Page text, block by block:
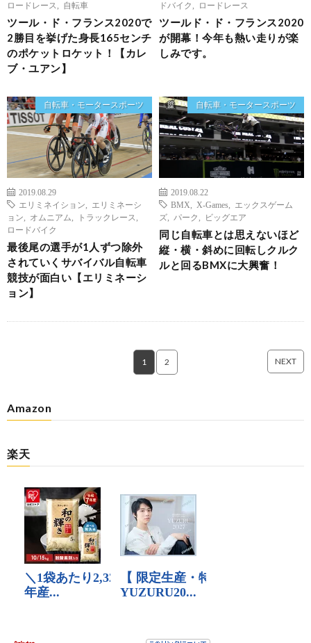
ロードレース
自転車
ツール・ド・フランス2020で
2勝目を挙げた身長165センチ
のポケットロケット！【カレ
ブ・ユアン】
ドバイク
ロードレース
ツールド・ド・フランス2020
が開幕！今年も熱い走りが楽
しみです。
自転車・モータースポーツ
2019.08.29
エリミネイション
エリミネーシ
ョン
オムニアム トラックレース
ロードバイク
最後尾の選手が1人ずつ除外
されていくサバイバル自転車
競技が面白い【エリミネーシ
ョン】
自転車・モータースポーツ
2019.08.22
BMX
X-Games
エックスゲーム
ズ
パーク ビッグエア
同じ自転車とは思えないほど
縦・横・斜めに回転しクルク
ルと回るBMXに大興奮！
1 2 NEXT
Amazon
楽天